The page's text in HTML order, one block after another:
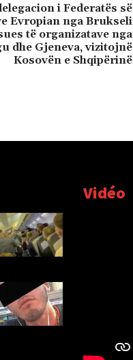
i Federatës së
Evropian nga Brukseli
të organizatave nga
dhe Gjeneva, vizitojnë
Kosovën e Shqipërinë
Vidéo